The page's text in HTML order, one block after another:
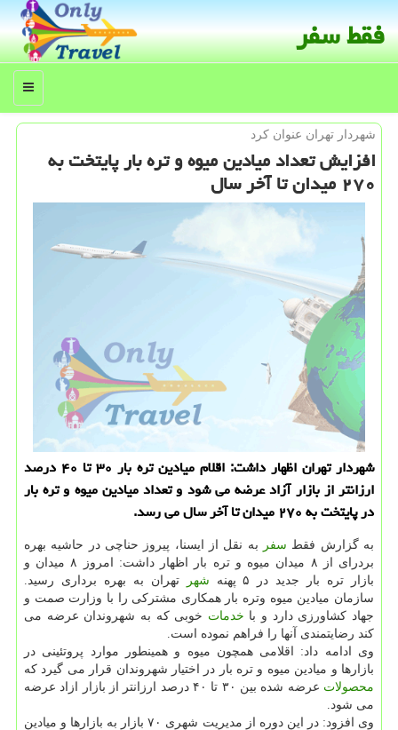
فقط سفر
منو
شهردار تهران عنوان كرد
افزایش تعداد میادین میوه و تره بار پایتخت به
۲۷۰ میدان تا آخر سال
شهردار تهران اظهار داشت: اقلام میادین تره بار ۳۰ تا ۴۰ درصد
ارزانتر از بازار آزاد عرضه می شود و تعداد میادین میوه و تره بار
در پایتخت به ۲۷۰ میدان تا آخر سال می رسد.
به گزارش فقط سفر
به نقل از ایسنا، پیروز حناچی در حاشیه بهره
بردرای از ۸ میدان میوه و تره بار اظهار داشت: امروز ۸ میدان و
بازار تره بار جدید در ۵ پهنه
شهر
تهران به بهره برداری رسید.
سازمان میادین میوه وتره بار همکاری مشترکی را با وزارت صمت و
جهاد کشاورزی دارد و با خدمات خوبی که به شهروندان عرضه می
کند رضایتمندی آنها را فراهم نموده است.
وی ادامه داد: اقلامی همچون میوه و همینطور موارد پروتئینی در
بازارها و میادین میوه و تره بار در اختیار شهروندان قرار می گیرد که
محصولات
عرضه شده بین ۳۰ تا ۴۰ درصد ارزانتر از بازار ازاد عرضه
می شود.
وی افزود: در این دوره از مدیریت شهری ۷۰ بازار به بازارها و میادین